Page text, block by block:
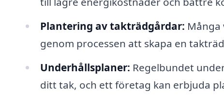
Plantering av takträdgårdar:
genom processen att skapa en
Underhållsplaner: Regelbundet
ditt tak, och ett företag kan erbjuda